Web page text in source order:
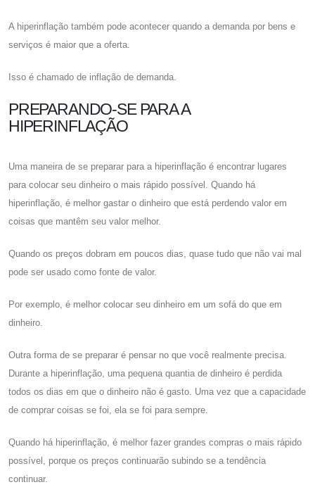
A hiperinflação também pode acontecer quando a demanda por bens e
serviços é maior que a oferta.
Isso é chamado de inflação de demanda.
PREPARANDO-SE PARA A
HIPERINFLAÇÃO
Uma maneira de se preparar para a hiperinflação é encontrar lugares
para colocar seu dinheiro o mais rápido possível. Quando há
hiperinflação, é melhor gastar o dinheiro que está perdendo valor em
coisas que mantêm seu valor melhor.
Quando os preços dobram em poucos dias, quase tudo que não vai mal
pode ser usado como fonte de valor.
Por exemplo, é melhor colocar seu dinheiro em um sofá do que em
dinheiro.
Outra forma de se preparar é pensar no que você realmente precisa.
Durante a hiperinflação, uma pequena quantia de dinheiro é perdida
todos os dias em que o dinheiro não é gasto. Uma vez que a capacidade
de comprar coisas se foi, ela se foi para sempre.
Quando há hiperinflação, é melhor fazer grandes compras o mais rápido
possível, porque os preços continuarão subindo se a tendência
continuar.